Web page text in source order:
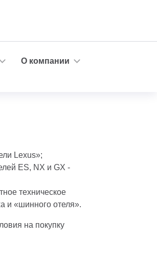
О компании
Lexus»;
ES, NX и GX -
техническое
и «шинного отеля».
на покупку